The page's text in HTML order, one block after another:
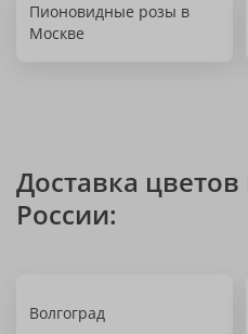
Пионовидные розы в
Москве
Доставка
России:
Волгоград